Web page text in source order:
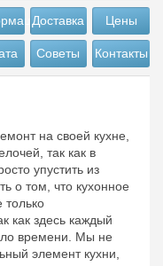
Доставка Цены
Советы Контакты
на своей кухне,
так как в
упустить из
о том, что кухонное
как здесь каждый
времени. Мы не
элемент кухни,